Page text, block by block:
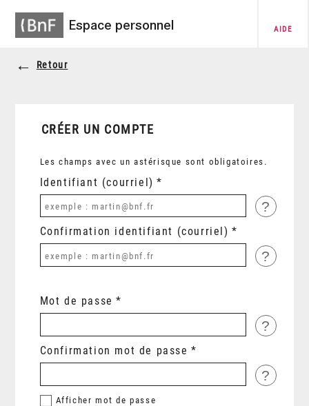
Espace personnel AIDE
Retour
CRÉER UN COMPTE
Les champs avec un astérisque sont obligatoires.
Identifiant (courriel)
?
Confirmation identifiant (courriel)
?
Mot de passe
?
Confirmation mot de passe
?
Afficher mot de passe